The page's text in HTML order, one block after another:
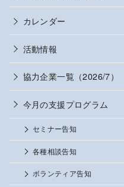
カレンダー
活動情報
協力企業一覧（2026/7）
今月の支援プログラム
セミナー告知
各種相談告知
ボランティア告知